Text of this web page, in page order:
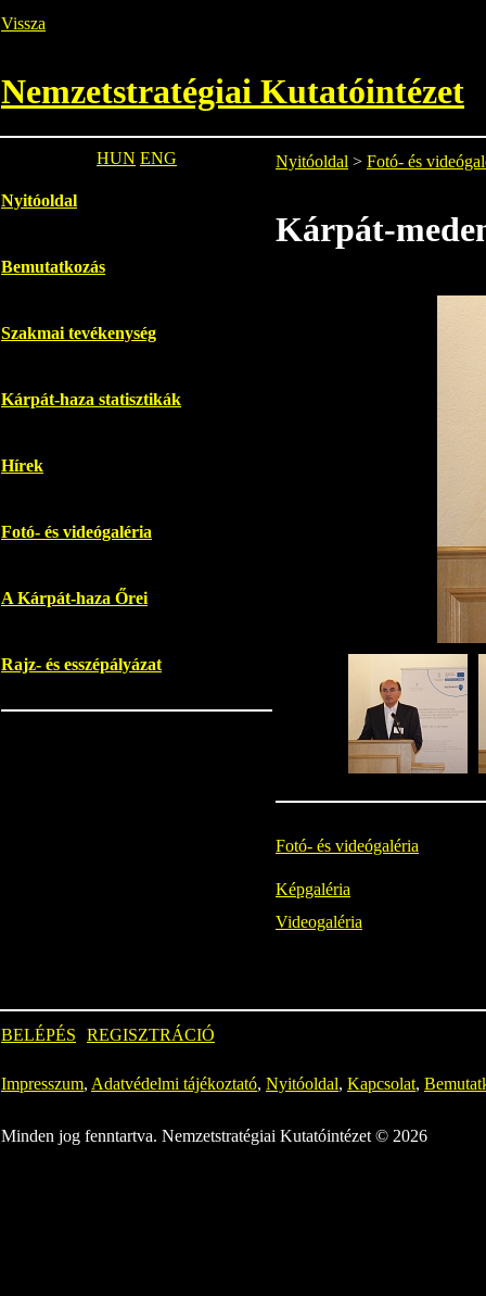
Vissza
Nemzetstratégiai Kutatóintézet
HUN ENG
Nyitóoldal
Bemutatkozás
Szakmai tevékenység
Kárpát-haza statisztikák
Hírek
Fotó- és videógaléria
A Kárpát-haza Őrei
Rajz- és esszépályázat
Nyitóoldal > Fotó- és
Kárpát-
Fotó- és videógaléria
Képgaléria
Videogaléria
BELÉPÉS REGISZTRÁCIÓ
Impresszum, Adatvédelmi tájékoztató, Nyitóoldal, Kapcsolat,
Minden jog fenntartva. Nemzetstratégiai Kutatóintézet © 2026